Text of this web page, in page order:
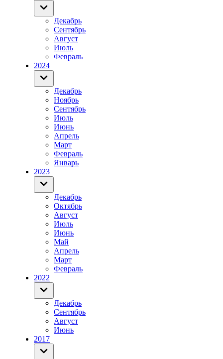
Декабрь
Сентябрь
Август
Июль
Февраль
2024
Декабрь
Ноябрь
Сентябрь
Июль
Июнь
Апрель
Март
Февраль
Январь
2023
Декабрь
Октябрь
Август
Июль
Июнь
Май
Апрель
Март
Февраль
2022
Декабрь
Сентябрь
Август
Июнь
2017